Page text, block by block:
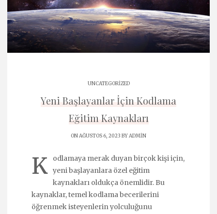
UNCATEGORIZED
Yeni Başlayanlar İçin Kodlama
Eğitim Kaynakları
ON AĞUSTOS 6, 2023 BYADMIN
K
odlamaya merak duyan birçok kişi için,
yeni başlayanlara özel eğitim
kaynakları oldukça önemlidir. Bu
kaynaklar, temel kodlama becerilerini
öğrenmek isteyenlerin yolculuğunu